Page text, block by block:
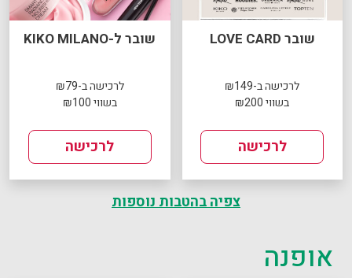
שובר LOVE CARD
לרכישה ב-₪149
בשווי ₪200
לרכישה
שובר ל-KIKO MILANO
לרכישה ב-₪79
בשווי ₪100
לרכישה
צפיה בהטבות נוספות
אופנה